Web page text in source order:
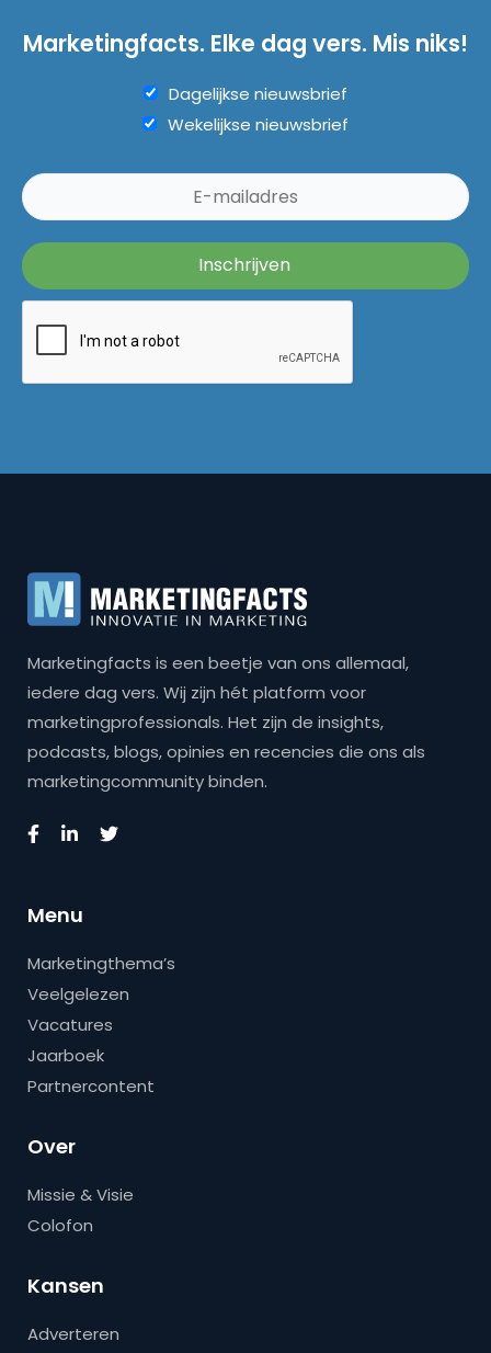
Marketingfacts. Elke dag vers. Mis niks!
Dagelijkse nieuwsbrief
Wekelijkse nieuwsbrief
Marketingfacts is een beetje van ons allemaal,
iedere dag vers. Wij zijn hét platform voor
marketingprofessionals. Het zijn de insights,
podcasts, blogs, opinies en recencies die ons als
marketingcommunity binden.
Menu
Marketingthema’s
Veelgelezen
Vacatures
Jaarboek
Partnercontent
Over
Missie & Visie
Colofon
Kansen
Adverteren